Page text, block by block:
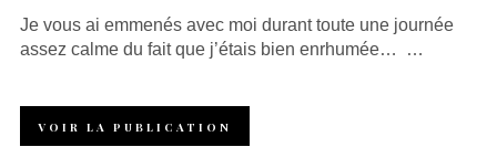
Je vous ai emmenés avec moi durant toute une journée
assez calme du fait que j’étais bien enrhumée… …
VOIR LA PUBLICATION